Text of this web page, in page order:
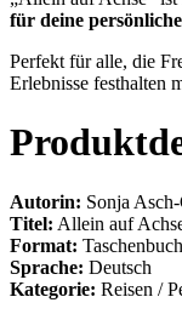
für deine
Perfekt für alle, die
Erlebnisse festhalten
Autorin: Sonja
Titel: Allein auf
Format: Taschenbuch
Sprache: Deutsch
Kategorie: Reisen /